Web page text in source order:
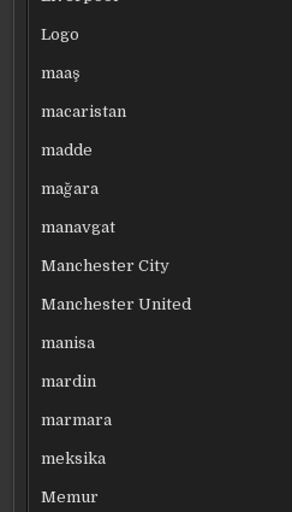
Logo
maaş
macaristan
madde
mağara
manavgat
Manchester City
Manchester United
manisa
mardin
marmara
meksika
Memur